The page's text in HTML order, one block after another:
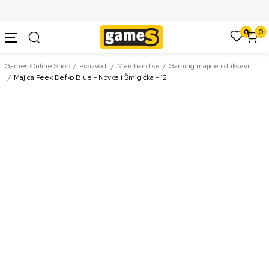
0 0
Games Online Shop Proizvodi Merchandise
Gaming majice i duksevi
Majica Peek Defko Blue - Novke i Šmigićka - 12